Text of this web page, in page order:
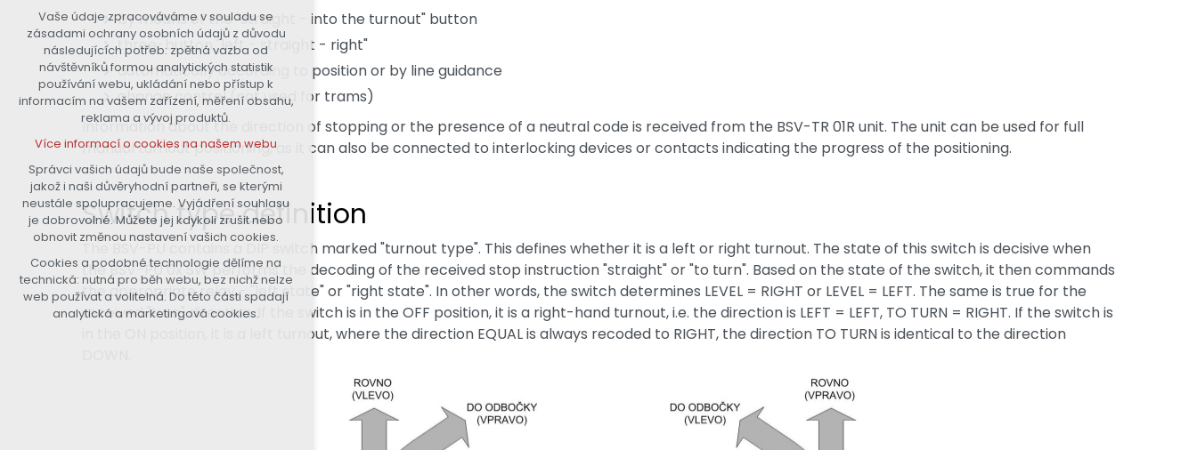
by means of the "straight - into the turnout" button
three-button "left - straight - right"
automatically according to position or by line guidance
change control (not used for trams)
Information about the direction of stopping or the presence of a neutral code is received from the BSV-TR 01R unit. The unit can be used for full
manual turnout positioning, as it can also be connected to interlocking devices or contacts indicating the progress of the positioning.
Switch type definition
The BSV-PU contains a DIP switch marked "turnout type". This defines whether it is a left or right turnout. The state of this switch is decisive when
the BSV-PU 0x SW performs the decoding of the received stop instruction "straight" or "to turn". Based on the state of the switch, it then commands
the appropriate relay - "left state" or "right state". In other words, the switch determines LEVEL = RIGHT or LEVEL = LEFT. The same is true for the
received "turn" direction. If the switch is in the OFF position, it is a right-hand turnout, i.e. the direction is LEFT = LEFT, TO TURN = RIGHT. If the switch is
in the ON position, it is a left turnout, where the direction EQUAL is always recoded to RIGHT, the direction TO TURN is identical to the direction
Technická cookies
nutná pro provozování webu
udržení kontextu stránek (session):
případná přihlášení, volby jazyka,
apod.
analytická pro anonymizované
vyhodnocení návštěvnosti
marketingová cookies (Google)
Více informací o cookies na našem webu
Přijmout všechny cookies
Odmítnout vše
Vaše údaje zpracováváme v souladu se
zásadami ochrany osobních údajů z důvodu
následujících potřeb: zpětná vazba od
návštěvníků formou analytických statistik
používání webu, ukládání nebo přístup k
informacím na vašem zařízení, měření obsahu,
reklama a vývoj produktů.
Více informací o cookies na našem webu
Správci vašich údajů bude naše společnost,
jakož i naši důvěryhodní partneři, se kterými
neustále spolupracujeme. Vyjádření souhlasu
je dobrovolné. Můžete jej kdykoli zrušit nebo
obnovit změnou nastavení vašich cookies.
Cookies a podobné technologie dělíme na
technická: nutná pro běh webu, bez nichž nelze
web používat a volitelná. Do této části spadají
analytická a marketingová cookies.